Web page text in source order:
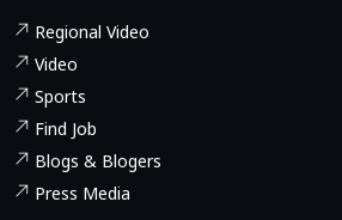
Regional Video
Video
Sports
Find Job
Blogs & Blogers
Press Media